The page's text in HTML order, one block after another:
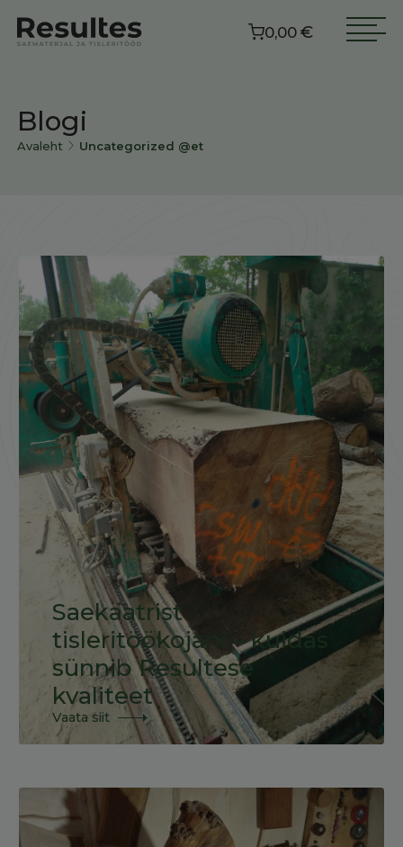
0,00€
Blogi
Avaleht Uncategorized @et
Saekaatrist
tisleritöökojani – kuidas
sünnib Resultese
kvaliteet
Vaata siit